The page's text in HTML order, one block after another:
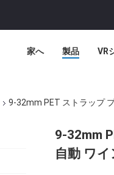
家へ 製品 VR
9-32mm PET ストラップ
9-32mm
自動 ワ